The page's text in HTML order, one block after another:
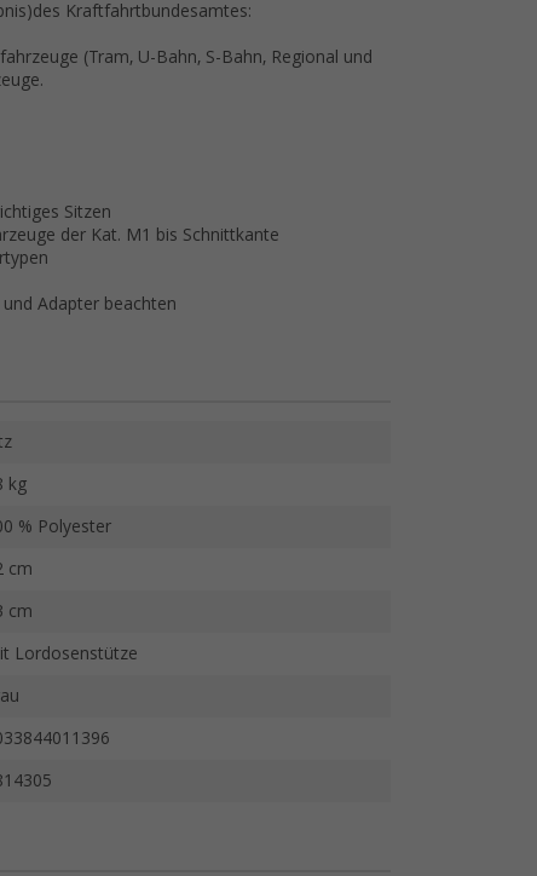
Kraftfahrtbundesamtes:
(Tram, U-Bahn, S-Bahn, Regional und
Sitzen
der Kat. M1 bis Schnittkante
Adapter beachten
kg
% Polyester
cm
cm
Lordosenstütze